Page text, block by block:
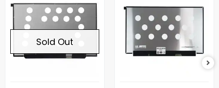
Sold Out